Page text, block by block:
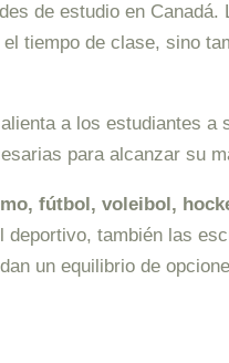
de estudio en Canadá.
tiempo de clase, sino
a los estudiantes a
para alcanzar su
fútbol, ​​voleibol,
deportivo, también las
un equilibrio de